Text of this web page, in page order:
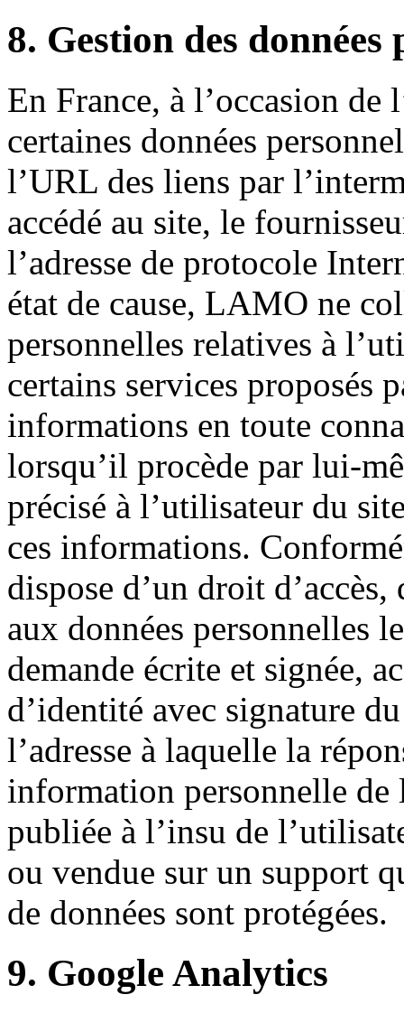
8. Gestion des
En France, à l’occasion
certaines données
l’URL des liens par
accédé au site, le
l’adresse de protocole
état de cause, LAMO ne
personnelles relatives à
certains services proposés
informations en toute
lorsqu’il procède par lui-
précisé à l’utilisateur du
ces informations.
dispose d’un droit
aux données personnelles
demande écrite et signée,
d’identité avec signature
l’adresse à laquelle la
information personnelle
publiée à l’insu de
ou vendue sur un support
de données sont protégées.
9. Google Analytics